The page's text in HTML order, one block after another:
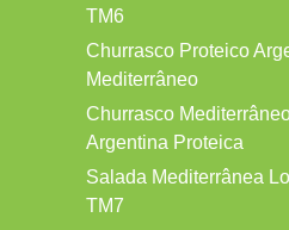
TM6
Churrasco Proteico
Mediterrâneo
Churrasco
Argentina Proteica
Salada Mediterrânea
TM7